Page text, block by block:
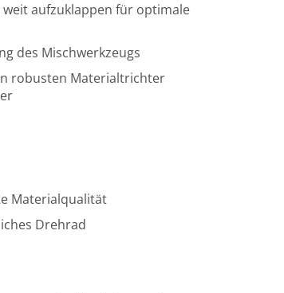
aufzuklappen für optimale
des Mischwerkzeugs
robusten Materialtrichter
Materialqualität
Drehrad